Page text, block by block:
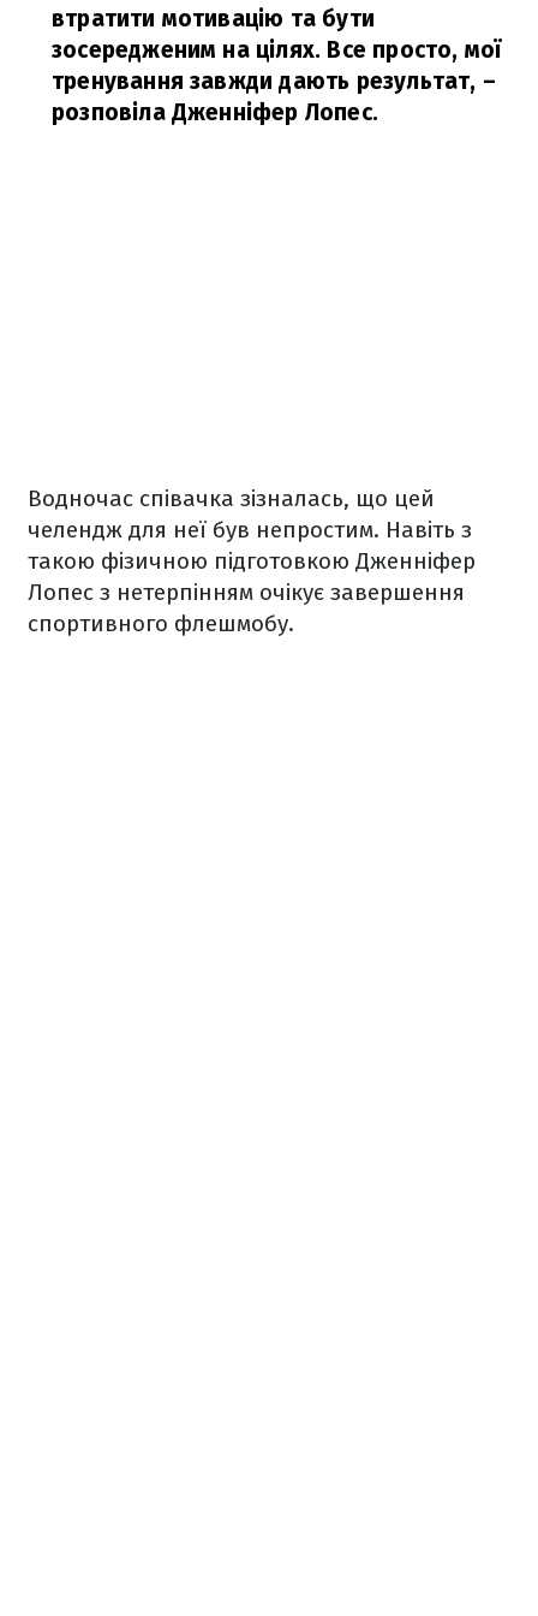
втратити мотивацію та бути
зосередженим на цілях. Все просто, мої
тренування завжди дають результат, –
розповіла Дженніфер Лопес.
Водночас співачка зізналась, що цей
челендж для неї був непростим. Навіть з
такою фізичною підготовкою Дженніфер
Лопес з нетерпінням очікує завершення
спортивного флешмобу.